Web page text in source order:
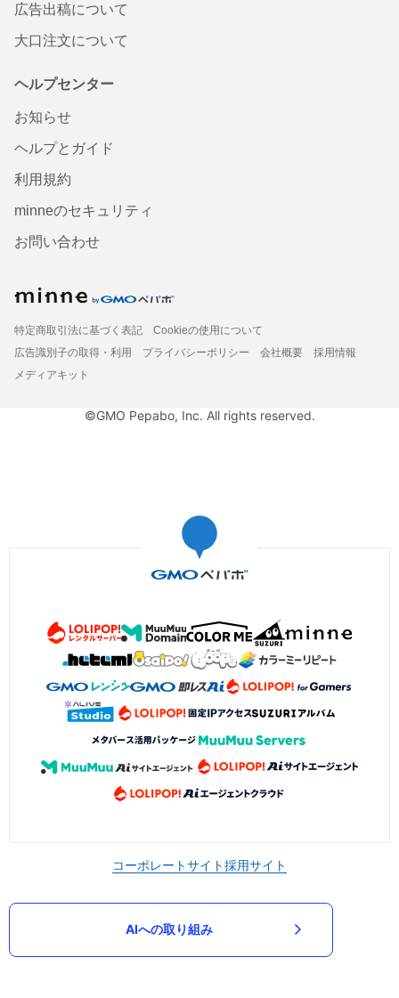
広告出稿について
大口注文について
ヘルプセンター
お知らせ
ヘルプとガイド
利用規約
minneのセキュリティ
お問い合わせ
特定商取引法に基づく表記
Cookieの使用について
広告識別子の取得・利用
プライバシーポリシー 会社概要
採用情報
メディアキット
©GMO Pepabo, Inc. All rights reserved.
コーポレートサイト採用サイト
AIへの取り組み